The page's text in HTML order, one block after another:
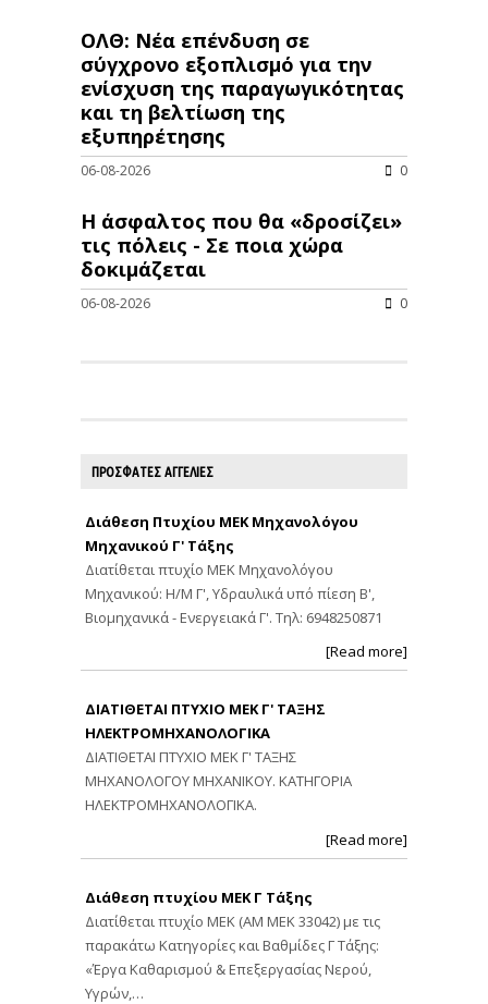
ΟΛΘ: Νέα επένδυση σε
σύγχρονο εξοπλισμό για την
ενίσχυση της παραγωγικότητας
και τη βελτίωση της
εξυπηρέτησης
06-08-2026 0
Η άσφαλτος που θα «δροσίζει»
τις πόλεις - Σε ποια χώρα
δοκιμάζεται
06-08-2026 0
ΠΡΟΣΦΑΤΕΣ ΑΓΓΕΛΙΕΣ
Διάθεση Πτυχίου ΜΕΚ Μηχανολόγου
Μηχανικού Γ' Τάξης
Διατίθεται πτυχίο ΜΕΚ Μηχανολόγου
Μηχανικού: Η/Μ Γ', Υδραυλικά υπό πίεση Β',
Βιομηχανικά - Ενεργειακά Γ'. Τηλ: 6948250871
[Read more]
ΔΙΑΤΙΘΕΤΑΙ ΠΤΥΧΙΟ ΜΕΚ Γ' ΤΑΞΗΣ
ΗΛΕΚΤΡΟΜΗΧΑΝΟΛΟΓΙΚΑ
ΔΙΑΤΙΘΕΤΑΙ ΠΤΥΧΙΟ ΜΕΚ Γ' ΤΑΞΗΣ
ΜΗΧΑΝΟΛΟΓΟΥ ΜΗΧΑΝΙΚΟΥ. ΚΑΤΗΓΟΡΙΑ
ΗΛΕΚΤΡΟΜΗΧΑΝΟΛΟΓΙΚΑ.
[Read more]
Διάθεση πτυχίου ΜΕΚ Γ Τάξης
Διατίθεται πτυχίο ΜΕΚ (ΑΜ ΜΕΚ 33042) με τις
παρακάτω Κατηγορίες και Βαθμίδες Γ Τάξης:
«Έργα Καθαρισμού & Επεξεργασίας Νερού,
Υγρών,…